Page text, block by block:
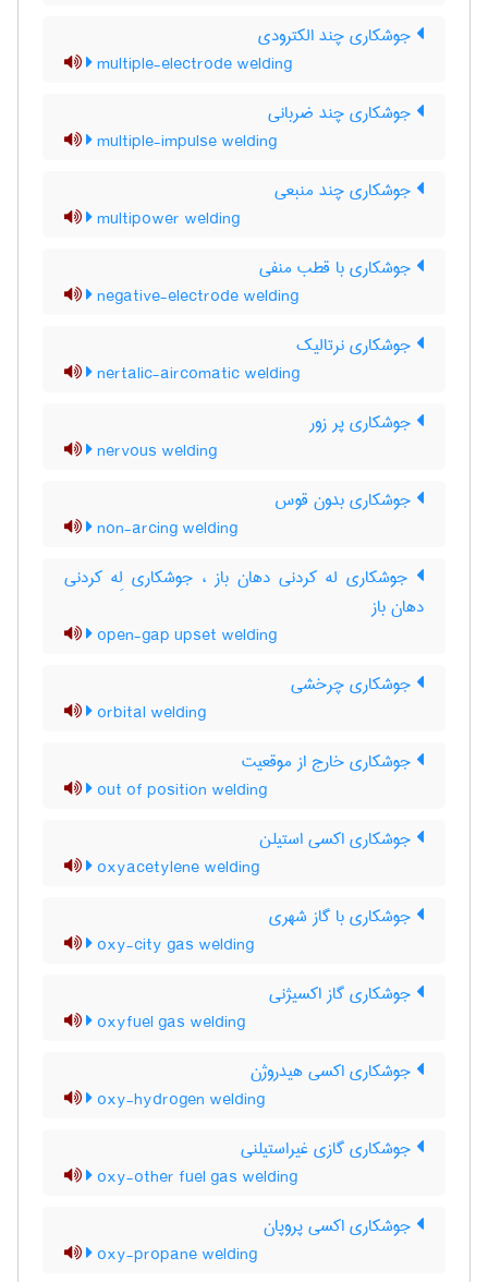
جوشکاری چند الکترودی
multiple-electrode welding
جوشکاری چند ضربانی
multiple-impulse welding
جوشکاری چند منبعی
multipower welding
جوشکاری با قطب منفی
negative-electrode welding
جوشکاری نرتالیک
nertalic-aircomatic welding
جوشکاری پر زور
nervous welding
جوشکاری بدون قوس
non-arcing welding
جوشکاری له کردنی دهان باز ، جوشکاری لِه کردنی
دهان باز
open-gap upset welding
جوشکاری چرخشی
orbital welding
جوشکاری خارج از موقعیت
out of position welding
جوشکاری اکسی استیلن
oxyacetylene welding
جوشکاری با گاز شهری
oxy-city gas welding
جوشکاری گاز اکسیژنی
oxyfuel gas welding
جوشکاری اکسی هیدروژن
oxy-hydrogen welding
جوشکاری گازی غیراستیلنی
oxy-other fuel gas welding
جوشکاری اکسی پروپان
oxy-propane welding